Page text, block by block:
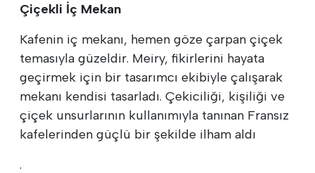
Çiçekli İç Mekan
Kafenin iç mekanı, hemen göze çarpan çiçek
temasıyla güzeldir. Meiry, fikirlerini hayata
geçirmek için bir tasarımcı ekibiyle çalışarak
mekanı kendisi tasarladı. Çekiciliği, kişiliği ve
çiçek unsurlarının kullanımıyla tanınan Fransız
kafelerinden güçlü bir şekilde ilham aldı
.